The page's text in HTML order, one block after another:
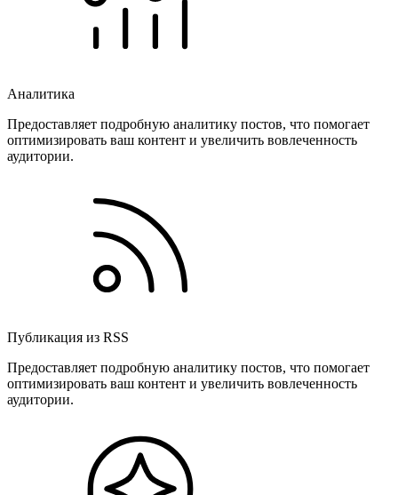
Аналитика
Предоставляет подробную аналитику постов, что помогает
оптимизировать ваш контент и увеличить вовлеченность
аудитории.
Публикация из RSS
Предоставляет подробную аналитику постов, что помогает
оптимизировать ваш контент и увеличить вовлеченность
аудитории.